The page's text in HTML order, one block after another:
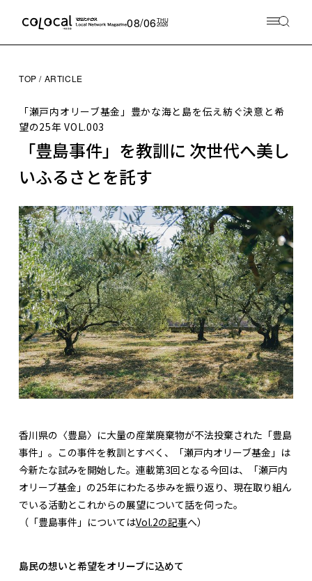
08/06THU
2026
TOP ARTICLE
「瀬戸内オリーブ基金」豊かな海と島を伝え紡ぐ決意と希
望の25年VOL.003
「豊島事件」を教訓に 次世代へ美し
いふるさとを託す
香川県の〈豊島〉に大量の産業廃棄物が不法投棄された「豊島
事件」。この事件を教訓とすべく、「瀬戸内オリーブ基金」は
今新たな試みを開始した。連載第3回となる今回は、「瀬戸内
オリーブ基金」の25年にわたる歩みを振り返り、現在取り組ん
でいる活動とこれからの展望について話を伺った。
（「豊島事件」についてはVol.2の記事へ）
島民の想いと希望をオリーブに込めて